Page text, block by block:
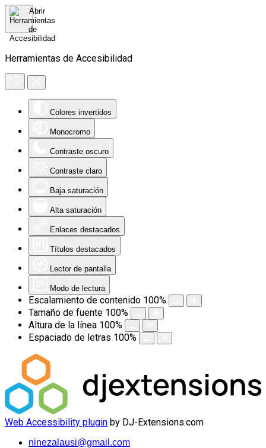
Herramientas de Accesibilidad
Colores invertidos
Monocromo
Contraste oscuro
Contraste claro
Baja saturación
Alta saturación
Enlaces destacados
Títulos destacados
Lector de pantalla
Modo de lectura
Escalamiento de contenido 100%
Tamaño de fuente 100%
Altura de la línea 100%
Espaciado de letras 100%
Web Accessibility plugin by DJ-Extensions.com
ninezalausi@gmail.com